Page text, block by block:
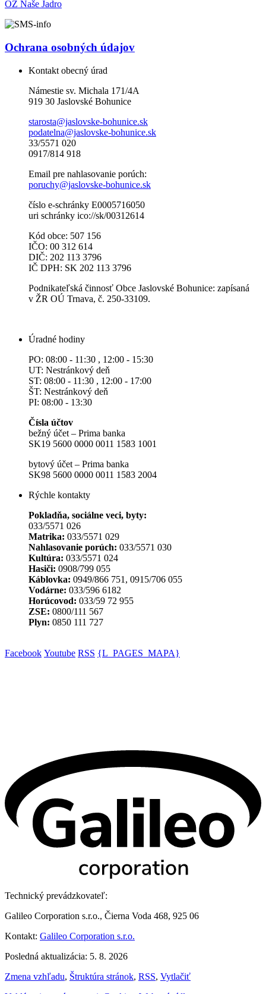
OZ Naše Jadro
Ochrana osobných údajov
Kontakt obecný úrad
Námestie sv. Michala 171/4A
919 30 Jaslovské Bohunice
starosta@jaslovske-bohunice.sk
podatelna@jaslovske-bohunice.sk
33/5571 020
0917/814 918
Email pre nahlasovanie porúch:
poruchy@jaslovske-bohunice.sk
číslo e-schránky E0005716050
uri schránky ico://sk/00312614
Kód obce: 507 156
IČO: 00 312 614
DIČ: 202 113 3796
IČ DPH: SK 202 113 3796
Podnikateľská činnosť Obce Jaslovské Bohunice: zapísaná
v ŽR OÚ Trnava, č. 250-33109.
Úradné hodiny
PO: 08:00 - 11:30 , 12:00 - 15:30
UT: Nestránkový deň
ST: 08:00 - 11:30 , 12:00 - 17:00
ŠT: Nestránkový deň
PI: 08:00 - 13:30
Čísla účtov
bežný účet – Prima banka
SK19 5600 0000 0011 1583 1001
bytový účet – Prima banka
SK98 5600 0000 0011 1583 2004
Rýchle kontakty
Pokladňa, sociálne veci, byty:
033/5571 026
Matrika: 033/5571 029
Nahlasovanie porúch: 033/5571 030
Kultúra: 033/5571 024
Hasiči: 0908/799 055
Káblovka: 0949/866 751, 0915/706 055
Vodárne: 033/596 6182
Horúcovod: 033/59 72 955
ZSE: 0800/111 567
Plyn: 0850 111 727
Facebook Youtube RSS {L_PAGES_MAPA}
Technický prevádzkovateľ:
Galileo Corporation s.r.o., Čierna Voda 468, 925 06
Kontakt: Galileo Corporation s.r.o.
Posledná aktualizácia: 5. 8. 2026
Zmena vzhľadu, Štruktúra stránok, RSS, Vytlačiť